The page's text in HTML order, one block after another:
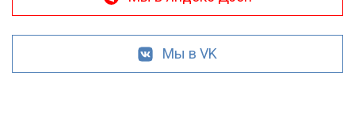
Мы в VK